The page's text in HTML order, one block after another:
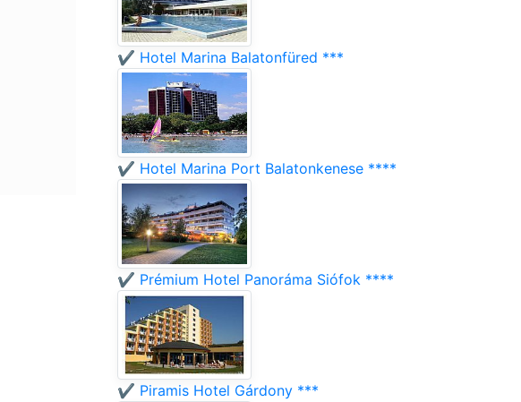
✔️ Hotel Marina Balatonfüred ***
✔️ Hotel Marina Port Balatonkenese ****
✔️ Prémium Hotel Panoráma Siófok ****
✔️ Piramis Hotel Gárdony ***